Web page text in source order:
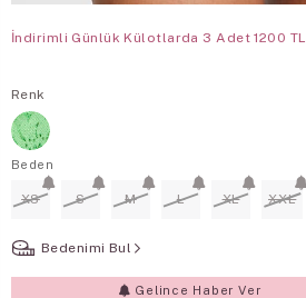
İndirimli Günlük Külotlarda 3 Adet 1200 TL
Renk
Beden
XS S M L XL XXL
Bedenimi Bul
Gelince Haber Ver